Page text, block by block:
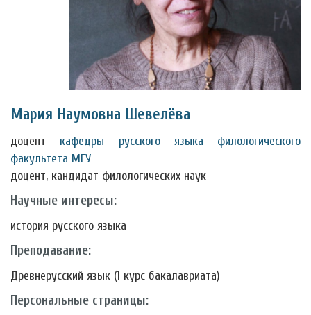
Мария Наумовна Шевелёва
доцент кафедры русского языка филологического
факультета МГУ
доцент, кандидат филологических наук
Научные интересы:
история русского языка
Преподавание:
Древнерусский язык (1 курс бакалавриата)
Персональные страницы: